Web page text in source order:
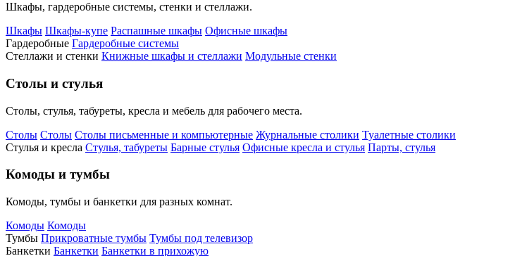
Шкафы, гардеробные системы, стенки и стеллажи.
Шкафы Шкафы-купе Распашные шкафы Офисные шкафы
Гардеробные Гардеробные системы
Стеллажи и стенки Книжные шкафы и стеллажи Модульные стенки
Столы и стулья
Столы, стулья, табуреты, кресла и мебель для рабочего места.
Столы Столы Столы письменные и компьютерные Журнальные столики Туалетные столики
Стулья и кресла Стулья, табуреты Барные стулья Офисные кресла и стулья Парты, стулья
Комоды и тумбы
Комоды, тумбы и банкетки для разных комнат.
Комоды Комоды
Тумбы Прикроватные тумбы Тумбы под телевизор
Банкетки Банкетки Банкетки в прихожую